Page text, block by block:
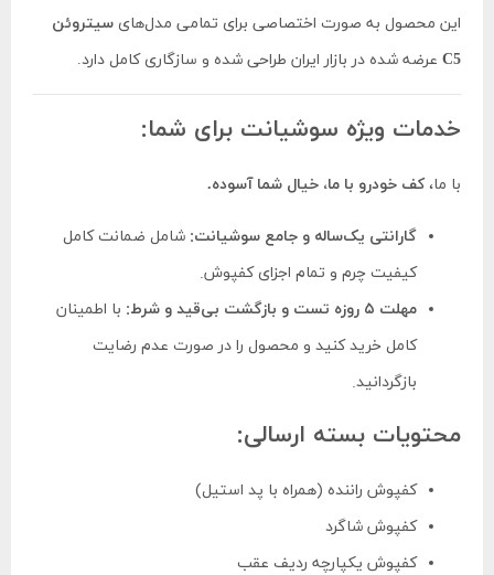
این محصول به صورت اختصاصی برای تمامی مدل‌های سیتروئن
C5 عرضه شده در بازار ایران طراحی شده و سازگاری کامل دارد.
خدمات ویژه سوشیانت برای شما:
با ما،کف خودرو با ما، خیال شما آسوده.
گارانتی یک‌ساله و جامع سوشیانت: شامل ضمانت کامل
کیفیت چرم و تمام اجزای کفپوش.
مهلت ۵ روزه تست و بازگشت بی‌قید و شرط:
با اطمینان
کامل خرید کنید و محصول را در صورت عدم رضایت
بازگردانید.
محتویات بسته ارسالی:
کفپوش راننده (همراه با پد استیل)
کفپوش شاگرد
کفپوش یکپارچه ردیف عقب